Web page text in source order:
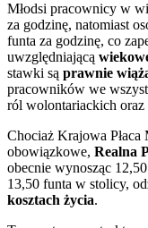
Młodsi pracownicy w
za godzinę, natomiast
funta za godzinę, co
uwzględniającą
stawki są prawnie
pracowników we
ról wolontariackich
Chociaż Krajowa
obowiązkowe, Realna
obecnie wynosząc
13,50 funta w stolicy,
kosztach życia.